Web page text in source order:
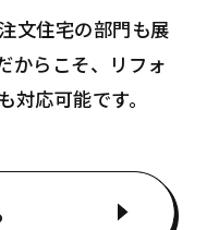
文住宅の部門も展
からこそ、リフォ
応可能です。